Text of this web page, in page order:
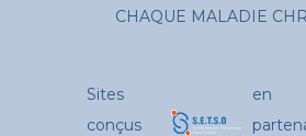
CHAQUE MALADIE
Sites
conçus
en